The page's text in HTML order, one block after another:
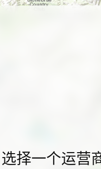
选择一个运营